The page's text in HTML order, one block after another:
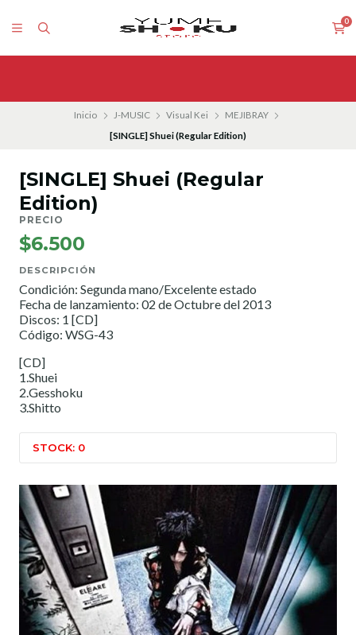
0
Inicio J-MUSIC Visual Kei
MEJIBRAY
[SINGLE] Shuei (Regular Edition)
[SINGLE] Shuei (Regular
Edition)
PRECIO
$6.500
DESCRIPCIÓN
Condición: Segunda mano/Excelente estado
Fecha de lanzamiento: 02 de Octubre del 2013
Discos: 1 [CD]
Código: WSG-43
[CD]
1.Shuei
2.Gesshoku
3.Shitto
STOCK: 0